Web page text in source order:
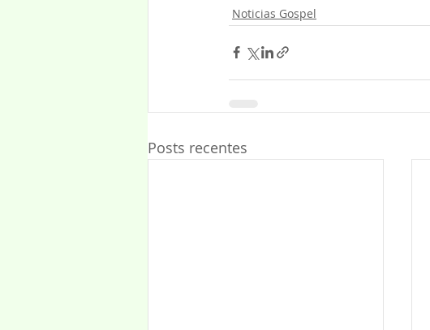
Noticias Gospel
Posts recentes